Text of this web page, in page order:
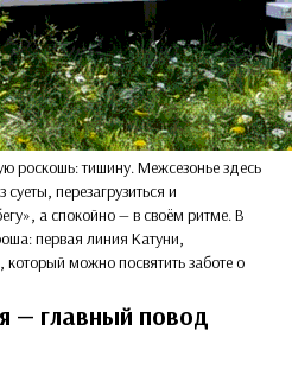
роскошь: тишину. Межсезонье здесь
суеты, перезагрузиться и
а спокойно — в своём ритме. В
первая линия Катуни,
можно посвятить заботе о
— главный повод